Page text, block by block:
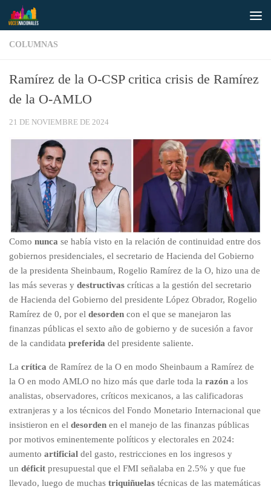
Saltar al contenido
COLUMNAS
Ramírez de la O-CSP critica crisis de Ramírez
de la O-AMLO
21 DE NOVIEMBRE DE 2024
Como nunca se había visto en la relación de continuidad entre dos
gobiernos presidenciales, el secretario de Hacienda del Gobierno
de la presidenta Sheinbaum, Rogelio Ramírez de la O, hizo una de
las más severas y destructivas críticas a la gestión del secretario
de Hacienda del Gobierno del presidente López Obrador, Rogelio
Ramírez de 0, por el desorden con el que se manejaron las
finanzas públicas el sexto año de gobierno y de sucesión a favor
de la candidata preferida del presidente saliente.
La crítica de Ramírez de la O en modo Sheinbaum a Ramírez de
la O en modo AMLO no hizo más que darle toda la razón a los
analistas, observadores, críticos mexicanos, a las calificadoras
extranjeras y a los técnicos del Fondo Monetario Internacional que
insistieron en el desorden en el manejo de las finanzas públicas
por motivos eminentemente políticos y electorales en 2024:
aumento artificial del gasto, restricciones en los ingresos y
un déficit presupuestal que el FMI señalaba en 2.5% y que fue
llevado, luego de muchas triquiñuelas técnicas de las matemáticas